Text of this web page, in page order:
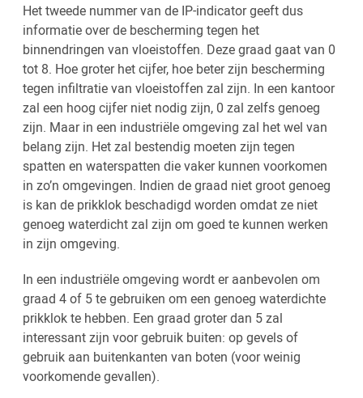
Het tweede nummer van de IP-indicator geeft dus
informatie over de bescherming tegen het
binnendringen van vloeistoffen. Deze graad gaat van 0
tot 8. Hoe groter het cijfer, hoe beter zijn bescherming
tegen infiltratie van vloeistoffen zal zijn. In een kantoor
zal een hoog cijfer niet nodig zijn, 0 zal zelfs genoeg
zijn. Maar in een industriële omgeving zal het wel van
belang zijn. Het zal bestendig moeten zijn tegen
spatten en waterspatten die vaker kunnen voorkomen
in zo’n omgevingen. Indien de graad niet groot genoeg
is kan de prikklok beschadigd worden omdat ze niet
genoeg waterdicht zal zijn om goed te kunnen werken
in zijn omgeving.
In een industriële omgeving wordt er aanbevolen om
graad 4 of 5 te gebruiken om een genoeg waterdichte
prikklok te hebben. Een graad groter dan 5 zal
interessant zijn voor gebruik buiten: op gevels of
gebruik aan buitenkanten van boten (voor weinig
voorkomende gevallen).